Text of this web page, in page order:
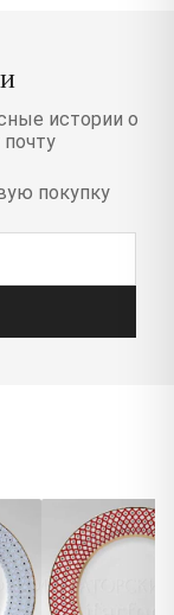
истории о
покупку